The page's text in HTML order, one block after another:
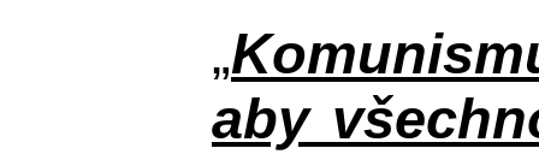
„
aby